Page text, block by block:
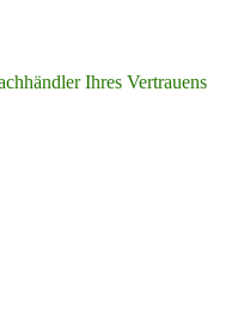
Ihres Vertrauens